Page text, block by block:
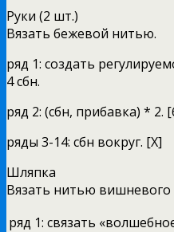
Руки (2 шт.)
Вязать бежевой нитью.
ряд 1: создать
4 сбн.
ряд 2: (сбн, прибавка) * 2.
ряды 3-14: сбн вокруг. [X]
Шляпка
Вязать нитью вишневого
ряд 1: связать